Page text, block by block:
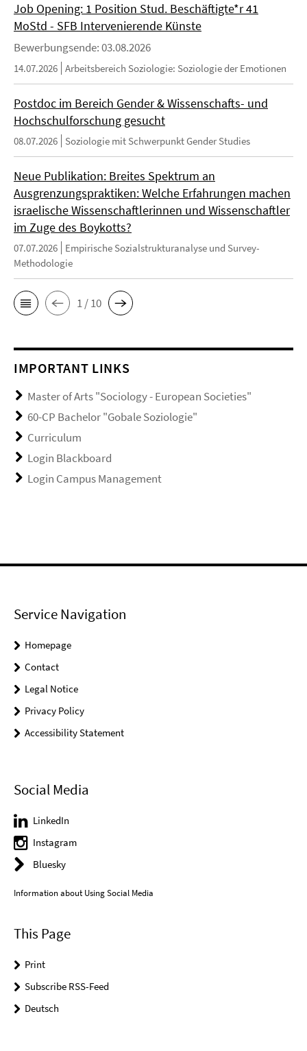
Job Opening: 1 Position Stud. Beschäftigte*r 41
MoStd - SFB Intervenierende Künste
Bewerbungsende: 03.08.2026
14.07.2026 Arbeitsbereich Soziologie: Soziologie der Emotionen
Postdoc im Bereich Gender & Wissenschafts- und
Hochschulforschung gesucht
08.07.2026 Soziologie mit Schwerpunkt Gender Studies
Neue Publikation: Breites Spektrum an
Ausgrenzungspraktiken: Welche Erfahrungen machen
israelische Wissenschaftlerinnen und Wissenschaftler
im Zuge des Boykotts?
07.07.2026
Empirische Sozialstrukturanalyse und Survey-
Methodologie
1 / 10
IMPORTANT LINKS
Master of Arts "Sociology - European Societies"
60-CP Bachelor "Gobale Soziologie"
Curriculum
Login Blackboard
Login Campus Management
Service Navigation
Homepage
Contact
Legal Notice
Privacy Policy
Accessibility Statement
Social Media
LinkedIn
Instagram
Bluesky
Information about Using Social Media
This Page
Print
Subscribe RSS-Feed
Deutsch